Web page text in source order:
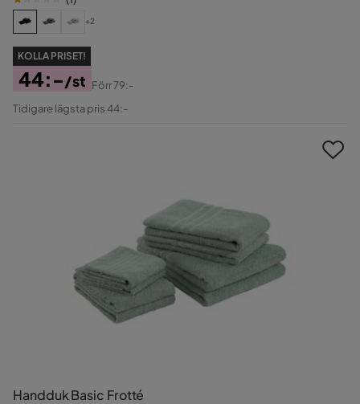
+2
KOLLA PRISET!
Pris
44:-/st
Original
Förr79:-
Tidigare lägsta pris 44:-
Handduk Basic Frotté